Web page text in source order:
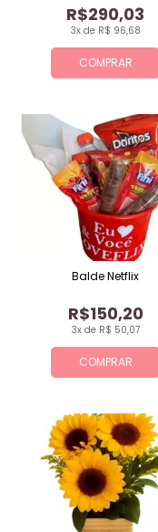
COMPRAR
3x de R$ 96,68
R$290,03
COMPRAR
3x de R$ 50,07
R$150,20
Balde Netflix